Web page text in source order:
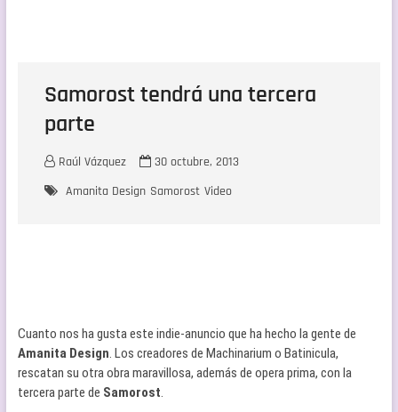
Samorost tendrá una tercera
parte
Raúl Vázquez
30 octubre, 2013
Amanita Design Samorost Video
Cuanto nos ha gusta este indie-anuncio que ha hecho la gente de
Amanita Design. Los creadores de Machinarium o Batinicula,
rescatan su otra obra maravillosa, además de opera prima, con la
tercera parte de Samorost.